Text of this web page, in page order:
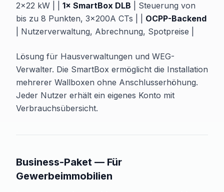
2×22 kW | | 1× SmartBox DLB | Steuerung von
bis zu 8 Punkten, 3×200A CTs | | OCPP-Backend
| Nutzerverwaltung, Abrechnung, Spotpreise |
Lösung für Hausverwaltungen und WEG-
Verwalter. Die SmartBox ermöglicht die Installation
mehrerer Wallboxen ohne Anschlusserhöhung.
Jeder Nutzer erhält ein eigenes Konto mit
Verbrauchsübersicht.
Business-Paket — Für
Gewerbeimmobilien